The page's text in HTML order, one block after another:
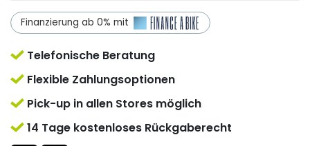
Finanzierung ab 0% mit
Telefonische Beratung
Flexible Zahlungsoptionen
Pick-up in allen Stores möglich
14 Tage kostenloses Rückgaberecht